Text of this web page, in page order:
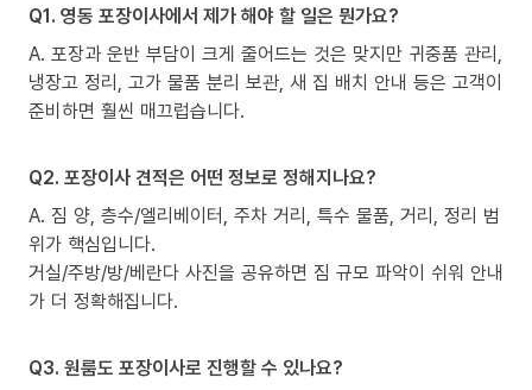
Q1. 영동 포장이사에서 제가 해야 할 일은 뭔가요?
A. 포장과 운반 부담이 크게 줄어드는 것은 맞지만 귀중품 관리,
냉장고 정리, 고가 물품 분리 보관, 새 집 배치 안내 등은 고객이
준비하면 훨씬 매끄럽습니다.
Q2. 포장이사 견적은 어떤 정보로 정해지나요?
A. 짐 양, 층수/엘리베이터, 주차 거리, 특수 물품, 거리, 정리 범
위가 핵심입니다.
거실/주방/방/베란다 사진을 공유하면 짐 규모 파악이 쉬워 안내
가 더 정확해집니다.
Q3. 원룸도 포장이사로 진행할 수 있나요?